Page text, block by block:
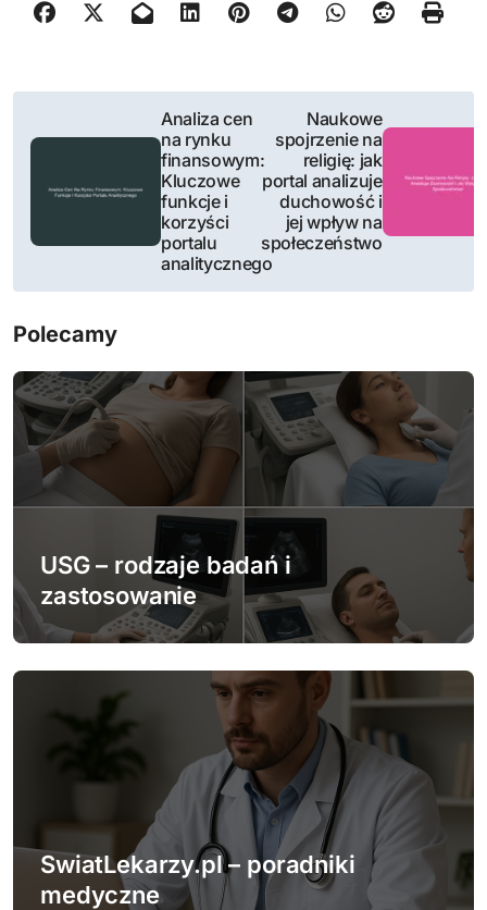
g
a
c
w
i
s
u
Analiza cen
na rynku
finansowym:
Kluczowe
funkcje i
korzyści
portalu
analitycznego
Naukowe
spojrzenie na
religię: jak
portal analizuje
duchowość i
jej wpływ na
społeczeństwo
Polecamy
USG – rodzaje badań i
zastosowanie
SwiatLekarzy.pl – poradniki
medyczne